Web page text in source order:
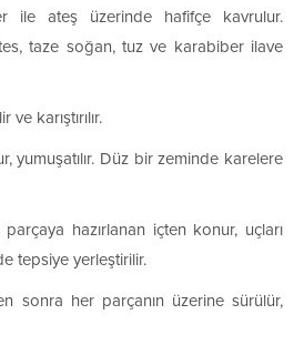
ile ateş üzerinde hafifçe kavrulur.
taze soğan, tuz ve karabiber ilave
karıştırılır.
yumuşatılır. Düz bir zeminde karelere
hazırlanan içten konur, uçları
tepsiye yerleştirilir.
sonra her parçanın üzerine sürülür,